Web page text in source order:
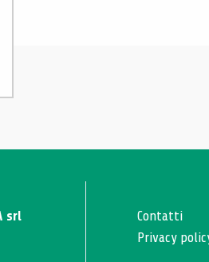
srl
Contatti
Privacy